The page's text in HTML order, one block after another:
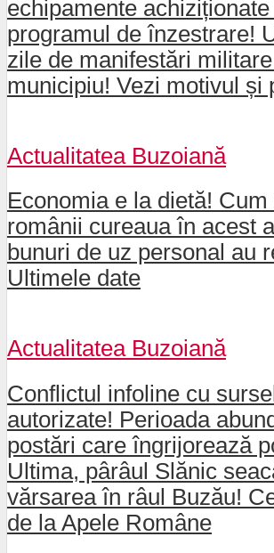
echipamente
programul de înzestrare!
zile de manifestări
municipiu! Vezi motivul și
Actualitatea Buzoiană
Economia e la dietă! Cum
românii cureaua în acest
bunuri de uz personal au
Ultimele date
Actualitatea Buzoiană
Conflictul infoline cu
autorizate! Perioada
postări care îngrijorează
Ultima, pârâul Slănic
vărsarea în râul Buzău!
de la Apele Române